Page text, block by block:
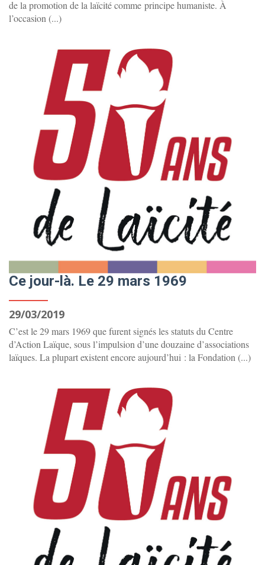
de la promotion de la laïcité comme principe humaniste. À
l’occasion (...)
Ce jour-là. Le 29 mars 1969
29/03/2019
C’est le 29 mars 1969 que furent signés les statuts du Centre
d’Action Laïque, sous l’impulsion d’une douzaine d’associations
laïques. La plupart existent encore aujourd’hui : la Fondation (...)